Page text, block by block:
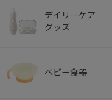
デイリーケア
グッズ
ベビー食器